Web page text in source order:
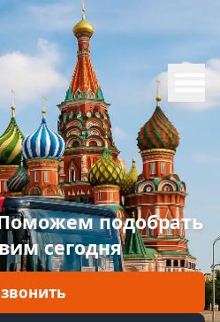
подобрать
сегодня
Меню
Главная
Каталог
Марки
Информация